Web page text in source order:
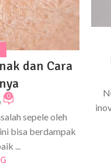
dan Cara
0
sepele oleh
bisa berdampak
...